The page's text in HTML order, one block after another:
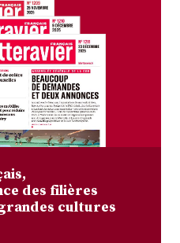
des filières
cultures